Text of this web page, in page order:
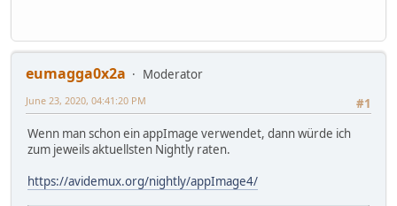
eumagga0x2a
Moderator
#1
June 23, 2020, 04:41:20 PM
Wenn man schon ein appImage verwendet, dann würde ich
zum jeweils aktuellsten Nightly raten.
https://avidemux.org/nightly/appImage4/